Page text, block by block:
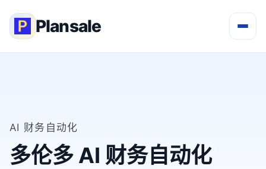
Plansale
AI 财务自动化
多伦多 AI 财务自动化